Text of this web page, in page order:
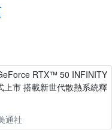
RTX™ 50 INFINITY
上市 搭載新世代散熱系統釋
通社